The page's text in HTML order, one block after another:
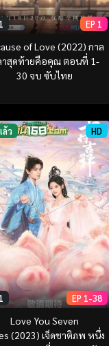
EP 1
of Love (2022) กาล
าสุดท้ายคือคุณ ตอนที่ 1-
30 จบ ซับไทย
ล้ว HD
EP 1-38
Love You Seven
(2023) เจ็ดชาติภพ หนึ่ง